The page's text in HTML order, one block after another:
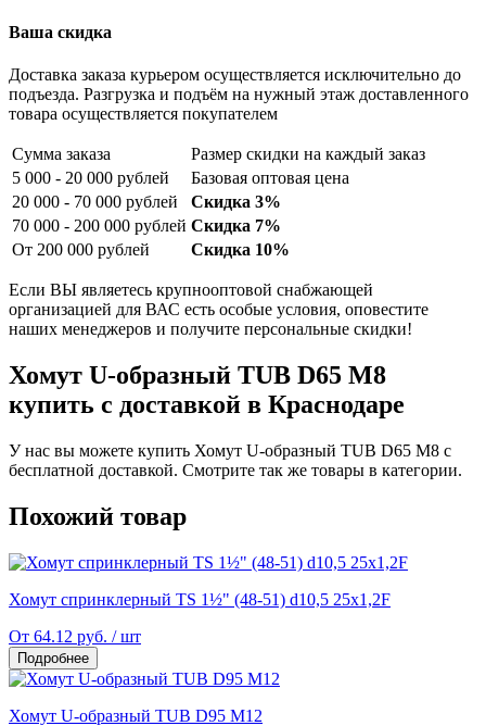
Ваша скидка
Доставка заказа курьером осуществляется исключительно до
подъезда. Разгрузка и подъём на нужный этаж доставленного
товара осуществляется покупателем
Сумма заказа
Размер скидки на каждый заказ
5 000 - 20 000 рублей
Базовая оптовая цена
20 000 - 70 000 рублей
Скидка 3%
70 000 - 200 000 рублей Скидка 7%
От 200 000 рублей
Скидка 10%
Если ВЫ являетесь крупнооптовой снабжающей
организацией для ВАС есть особые условия, оповестите
наших менеджеров и получите персональные скидки!
Хомут U-образный TUB D65 M8
купить с доставкой в Краснодаре
У нас вы можете купить Хомут U-образный TUB D65 M8 с
бесплатной доставкой. Смотрите так же товары в категории.
Похожий товар
Хомут спринклерный TS 1½" (48-51) d10,5 25x1,2F
От 64.12 руб. / шт
Подробнее
Хомут U-образный TUB D95 M12